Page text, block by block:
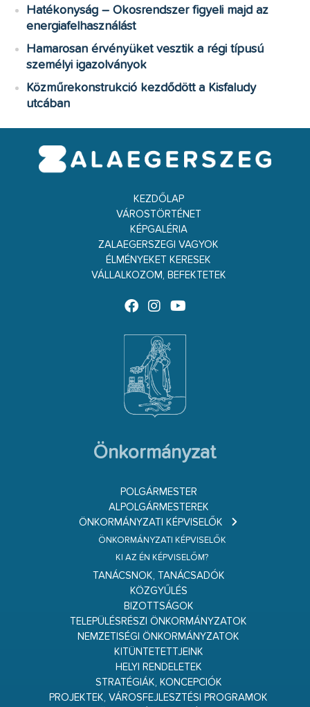
Hatékonyság – Okosrendszer figyeli majd az
energiafelhasználást
Hamarosan érvényüket vesztik a régi típusú
személyi igazolványok
Közműrekonstrukció kezdődött a Kisfaludy
utcában
KEZDŐLAP
VÁROSTÖRTÉNET
KÉPGALÉRIA
ZALAEGERSZEGI VAGYOK
ÉLMÉNYEKET KERESEK
VÁLLALKOZOM, BEFEKTETEK
Önkormányzat
POLGÁRMESTER
ALPOLGÁRMESTEREK
ÖNKORMÁNYZATI KÉPVISELŐK
ÖNKORMÁNYZATI KÉPVISELŐK
KI AZ ÉN KÉPVISELŐM?
TANÁCSNOK, TANÁCSADÓK
KÖZGYŰLÉS
BIZOTTSÁGOK
TELEPÜLÉSRÉSZI ÖNKORMÁNYZATOK
NEMZETISÉGI ÖNKORMÁNYZATOK
KITÜNTETETTJEINK
HELYI RENDELETEK
STRATÉGIÁK, KONCEPCIÓK
PROJEKTEK, VÁROSFEJLESZTÉSI PROGRAMOK